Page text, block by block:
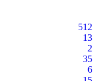
512
13
2
35
6